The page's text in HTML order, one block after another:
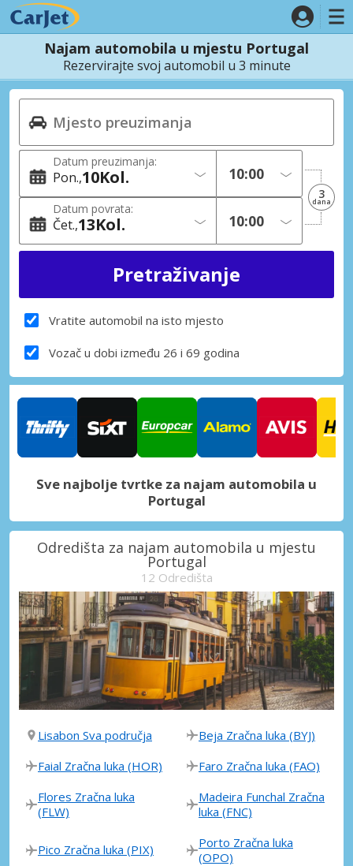
Najam automobila u mjestu Portugal
Rezervirajte svoj automobil u 3 minute
Datum preuzimanja:
Pon. 10Kol.
Datum povrata:
Čet. 13Kol.
3
dana
Vratite automobil na isto mjesto
Vozač u dobi između 26 i 69 godina
Sve najbolje tvrtke za najam automobila u
Portugal
Odredišta za najam automobila u mjestu
Portugal
12 Odredišta
Lisabon Sva područja
Beja Zračna luka (BYJ)
Faial Zračna luka (HOR)
Faro Zračna luka (FAO)
Flores Zračna luka
(FLW)
Madeira Funchal Zračna
luka (FNC)
Pico Zračna luka (PIX)
Porto Zračna luka
(OPO)